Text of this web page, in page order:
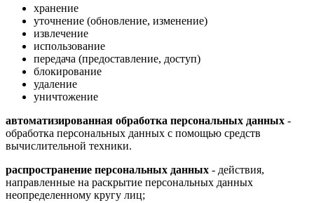
хранение
уточнение (обновление, изменение)
извлечение
использование
передача (предоставление, доступ)
блокирование
удаление
уничтожение
автоматизированная обработка персональных данных -
обработка персональных данных с помощью средств
вычислительной техники.
распространение персональных данных - действия,
направленные на раскрытие персональных данных
неопределенному кругу лиц;